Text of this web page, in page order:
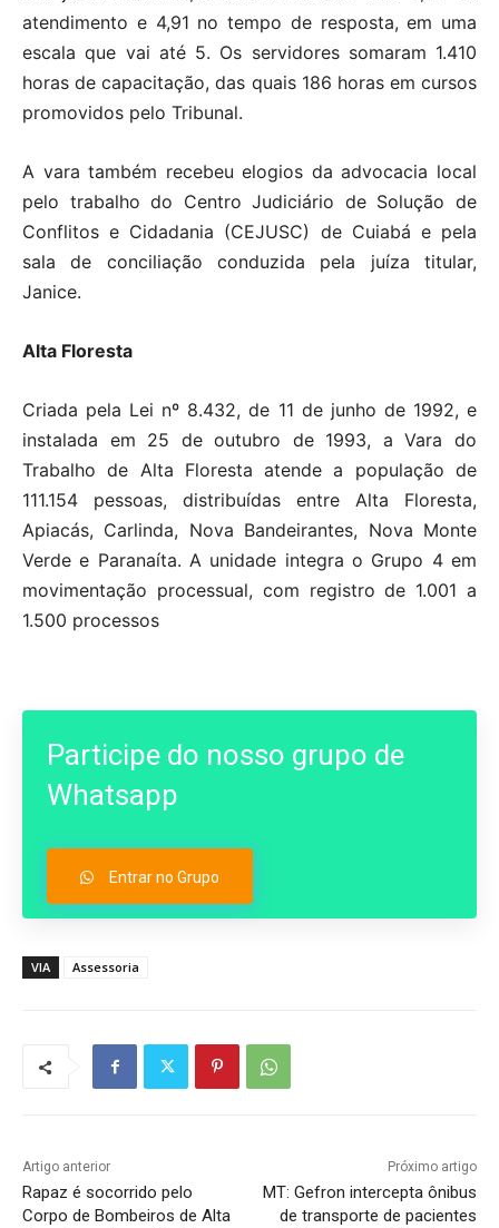
atendimento e 4,91 no tempo de resposta, em uma
escala que vai até 5. Os servidores somaram 1.410
horas de capacitação, das quais 186 horas em cursos
promovidos pelo Tribunal.
A vara também recebeu elogios da advocacia local
pelo trabalho do Centro Judiciário de Solução de
Conflitos e Cidadania (CEJUSC) de Cuiabá e pela
sala de conciliação conduzida pela juíza titular,
Janice.
Alta Floresta
Criada pela Lei nº 8.432, de 11 de junho de 1992, e
instalada em 25 de outubro de 1993, a Vara do
Trabalho de Alta Floresta atende a população de
111.154 pessoas, distribuídas entre Alta Floresta,
Apiacás, Carlinda, Nova Bandeirantes, Nova Monte
Verde e Paranaíta. A unidade integra o Grupo 4 em
movimentação processual, com registro de 1.001 a
1.500 processos
Participe do nosso grupo de
Whatsapp
Entrar no Grupo
VIA Assessoria
Artigo anterior
Rapaz é socorrido pelo
Corpo de Bombeiros de Alta
Próximo artigo
MT: Gefron intercepta ônibus
de transporte de pacientes